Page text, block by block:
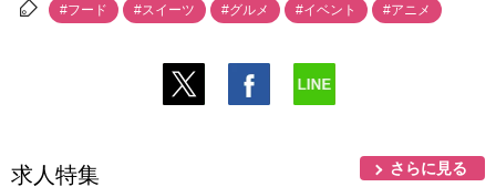
#フード #スイーツ #グルメ #イベント #アニメ
求人特集 さらに見る